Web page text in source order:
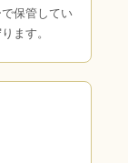
保管してい
ます。